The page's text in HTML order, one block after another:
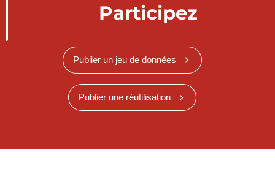
Participez
Publier un jeu de données
Publier une réutilisation